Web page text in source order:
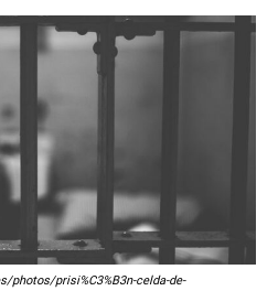
photos/prisi%C3%B3n-celda-de-